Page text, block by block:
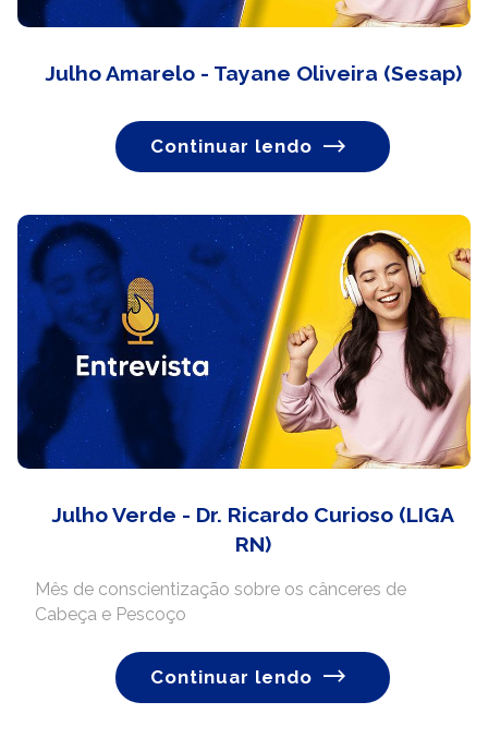
Julho Amarelo - Tayane Oliveira (Sesap)
Continuar lendo
Julho Verde - Dr. Ricardo Curioso (LIGA
RN)
Mês de conscientização sobre os cânceres de
Cabeça e Pescoço
Continuar lendo